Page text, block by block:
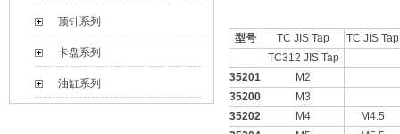
型号 TC JIS Tap
TC JIS Tap
TC312 JIS Tap
35201
M2
35200
M3
35202
M4
M4.5
顶针系列
卡盘系列
油缸系列